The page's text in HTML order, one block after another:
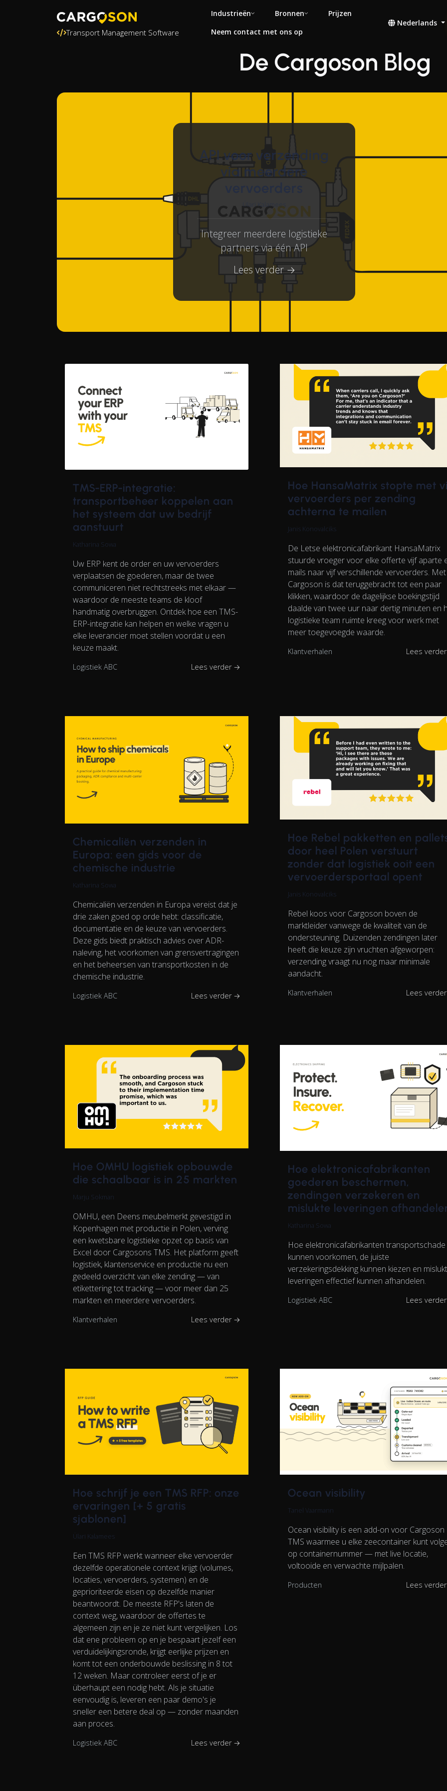
Transport Management Software
Industrieën Bronnen
Prijzen
Neem contact met ons op
Nederlands
De Cargoson Blog
API voor verzending
via meerdere
Ülari Kalamees
Integreer meerdere logistieke
partners via één API
Lees verder →
TMS-ERP-integratie:
transportbeheer koppelen aan
het systeem dat uw bedrijf
aanstuurt
Katharina Sowa
Uw ERP kent de order en uw vervoerders
verplaatsen de goederen, maar de twee
communiceren niet rechtstreeks met elkaar —
waardoor de meeste teams de kloof
handmatig overbruggen. Ontdek hoe een TMS-
ERP-integratie kan helpen en welke vragen u
elke leverancier moet stellen voordat u een
keuze maakt.
Logistiek ABC Lees verder →
Hoe HansaMatrix stopte met
vervoerders per zending
achterna te mailen
Janis Konovalciks
De Letse elektronicafabrikant HansaMatrix
stuurde vroeger voor elke offerte vijf aparte
mails naar vijf verschillende vervoerders. Met
Cargoson is dat teruggebracht tot een paar
klikken, waardoor de dagelijkse boekingstijd
daalde van twee uur naar dertig minuten en
logistieke team ruimte kreeg voor werk met
meer toegevoegde waarde.
Klantverhalen Lees
Chemicaliën verzenden in
Europa: een gids voor de
chemische industrie
Katharina Sowa
Chemicaliën verzenden in Europa vereist dat je
drie zaken goed op orde hebt: classificatie,
documentatie en de keuze van vervoerders.
Deze gids biedt praktisch advies over ADR-
naleving, het voorkomen van grensvertragingen
en het beheersen van transportkosten in de
chemische industrie.
Logistiek ABC Lees verder →
Hoe Rebel pakketten en
door heel Polen verstuurt
zonder dat logistiek ooit een
vervoerdersportaal opent
Janis Konovalciks
Rebel koos voor Cargoson boven de
marktleider vanwege de kwaliteit van de
ondersteuning. Duizenden zendingen later
heeft die keuze zijn vruchten afgeworpen:
verzending vraagt nu nog maar minimale
aandacht.
Klantverhalen Lees
Hoe OMHU logistiek opbouwde
die schaalbaar is in 25 markten
Marju Sokman
OMHU, een Deens meubelmerkt gevestigd in
Kopenhagen met productie in Polen, verving
een kwetsbare logistieke opzet op basis van
Excel door Cargosons TMS. Het platform geeft
logistiek, klantenservice en productie nu een
gedeeld overzicht van elke zending — van
etikettering tot tracking — voor meer dan 25
markten en meerdere vervoerders.
Klantverhalen Lees verder →
Hoe elektronicafabrikanten
goederen beschermen,
zendingen verzekeren en
mislukte leveringen
Katharina Sowa
Hoe elektronicafabrikanten transportschade
kunnen voorkomen, de juiste
verzekeringsdekking kunnen kiezen en
leveringen effectief kunnen afhandelen.
Logistiek ABC Lees
Hoe schrijf je een TMS RFP: onze
ervaringen [+ 5 gratis
sjablonen]
Ülari Kalamees
Een TMS RFP werkt wanneer elke vervoerder
dezelfde operationele context krijgt (volumes,
locaties, vervoerders, systemen) en de
geprioriteerde eisen op dezelfde manier
beantwoordt. De meeste RFP's laten de
context weg, waardoor de offertes te
algemeen zijn en je ze niet kunt vergelijken. Los
dat ene probleem op en je bespaart jezelf een
verduidelijkingsronde, krijgt eerlijke prijzen en
komt tot een onderbouwde beslissing in 8 tot
12 weken. Maar controleer eerst of je er
überhaupt een nodig hebt. Als je situatie
eenvoudig is, leveren een paar demo's je
sneller een betere deal op — zonder maanden
aan proces.
Logistiek ABC Lees verder →
Ocean visibility
Tanel Vaarmann
Ocean visibility is een add-on voor Cargoson
TMS waarmee u elke zeecontainer kunt
op containernummer — met live locatie,
voltooide en verwachte mijlpalen.
Producten Lees